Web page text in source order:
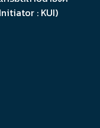
: KUI)